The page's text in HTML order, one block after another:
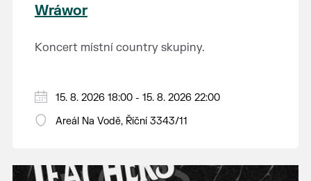
Wráwor
Koncert místní country skupiny.
15. 8. 2026 18:00 - 15. 8. 2026 22:00
Areál Na Vodě, Říční 3343/11